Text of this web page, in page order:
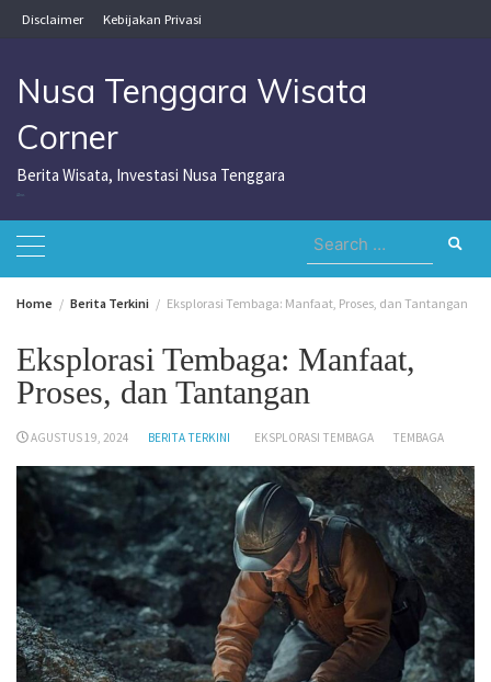
Skip
to
Disclaimer Kebijakan Privasi
Nusa Tenggara Wisata
Corner
Berita Wisata, Investasi Nusa Tenggara
Search
for:
Home Berita Terkini Eksplorasi Tembaga: Manfaat, Proses, dan Tantangan
Eksplorasi Tembaga: Manfaat,
Proses, dan Tantangan
AGUSTUS 19, 2024 BERITA TERKINI EKSPLORASI TEMBAGA TEMBAGA